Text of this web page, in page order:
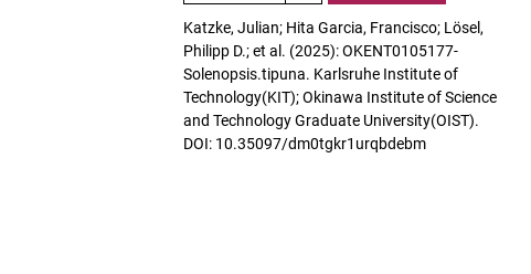
Katzke, Julian; Hita Garcia, Francisco; Lösel,
Philipp D.; et al. (2025): OKENT0105177-
Solenopsis.tipuna. Karlsruhe Institute of
Technology(KIT); Okinawa Institute of Science
and Technology Graduate University(OIST).
DOI: 10.35097/dm0tgkr1urqbdebm